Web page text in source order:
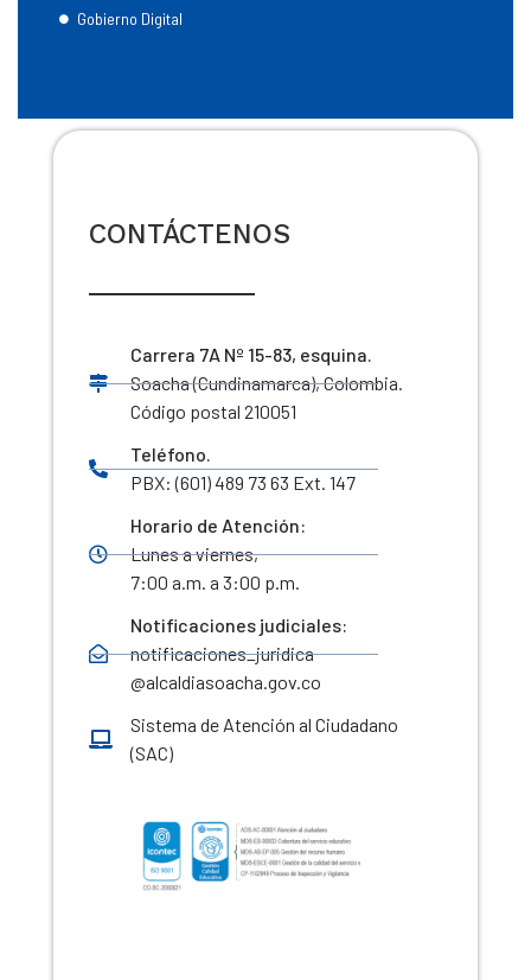
Gobierno Digital
CONTÁCTENOS
Carrera 7A Nº 15-83, esquina.
Soacha (Cundinamarca), Colombia.
Código postal 210051
Teléfono.
PBX: (601) 489 73 63 Ext. 147
Horario de Atención:
Lunes a viernes,
7:00 a.m. a 3:00 p.m.
Notificaciones judiciales:
notificaciones_juridica
@alcaldiasoacha.gov.co
Sistema de Atención al Ciudadano
(SAC)